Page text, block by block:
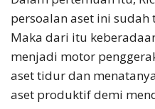
persoalan aset ini
Maka dari itu
menjadi motor
aset tidur dan
aset produktif demi